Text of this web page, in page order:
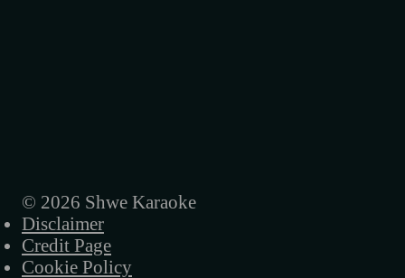
© 2026 Shwe Karaoke
Disclaimer
Credit Page
Cookie Policy